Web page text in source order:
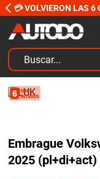
💳 VOLVIERON LAS 6
Buscar...
Embrague
2025 (pl+di+act)
TÉRMINOS MÁS
3.
bujias ngk